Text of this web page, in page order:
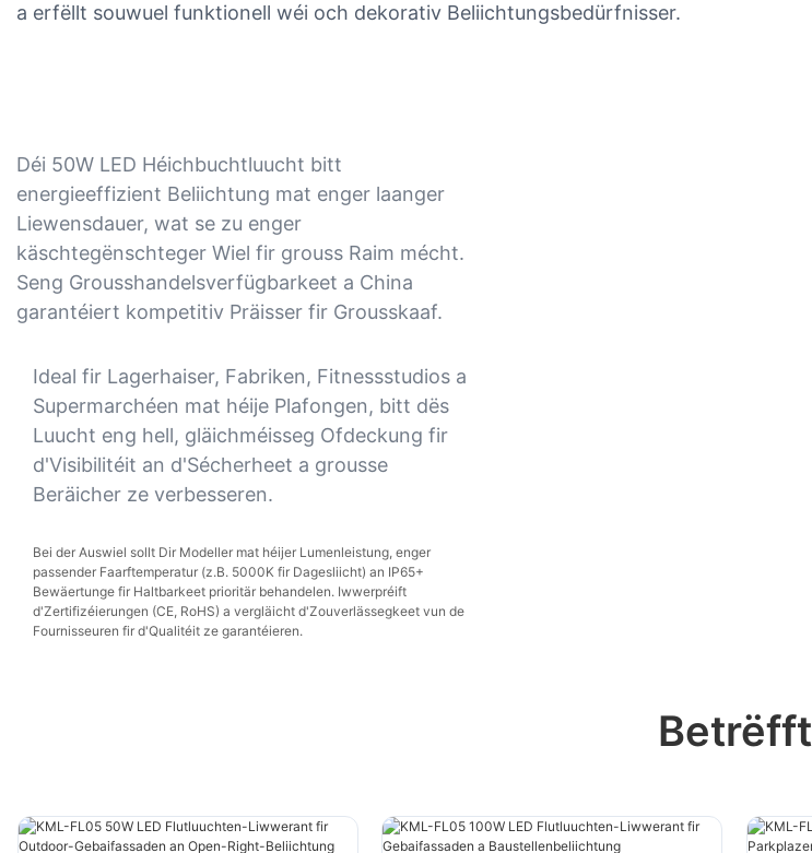
a erfëllt souwuel funktionell wéi och dekorativ Beliichtungsbedürfnisser.
Déi 50W LED Héichbuchtluucht bitt
energieeffizient Beliichtung mat enger laanger
Liewensdauer, wat se zu enger
käschtegënschteger Wiel fir grouss Raim mécht.
Seng Grousshandelsverfügbarkeet a China
garantéiert kompetitiv Präisser fir Grousskaaf.
Ideal fir Lagerhaiser, Fabriken, Fitnessstudios a
Supermarchéen mat héije Plafongen, bitt dës
Luucht eng hell, gläichméisseg Ofdeckung fir
d'Visibilitéit an d'Sécherheet a grousse
Beräicher ze verbesseren.
Bei der Auswiel sollt Dir Modeller mat héijer Lumenleistung, enger
passender Faarftemperatur (z.B. 5000K fir Dagesliicht) an IP65+
Bewäertunge fir Haltbarkeet prioritär behandelen. Iwwerpréift
d'Zertifizéierungen (CE, RoHS) a vergläicht d'Zouverlässegkeet vun de
Fournisseuren fir d'Qualitéit ze garantéieren.
Betrëfft